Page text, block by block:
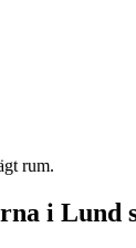
rum.
i Lund